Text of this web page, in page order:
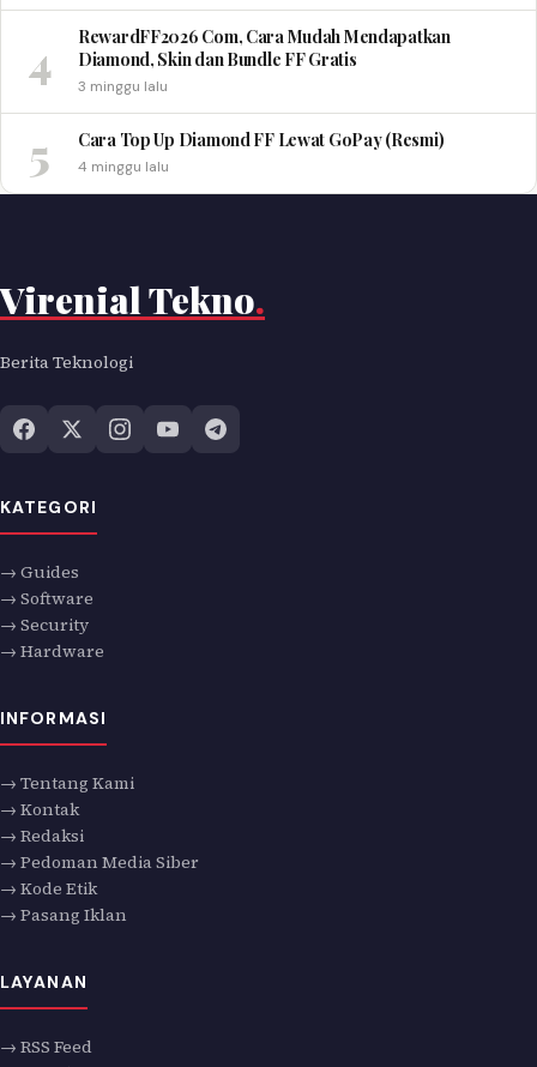
4
RewardFF2026 Com, Cara Mudah Mendapatkan
Diamond, Skin dan Bundle FF Gratis
3 minggu lalu
5 Cara Top Up Diamond FF Lewat GoPay (Resmi)
4 minggu lalu
Virenial Tekno.
Berita Teknologi
KATEGORI
→ Guides
→ Software
→ Security
→ Hardware
INFORMASI
→ Tentang Kami
→ Kontak
→ Redaksi
→ Pedoman Media Siber
→ Kode Etik
→ Pasang Iklan
LAYANAN
→ RSS Feed